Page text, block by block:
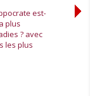
est-
plus
? avec
les plus